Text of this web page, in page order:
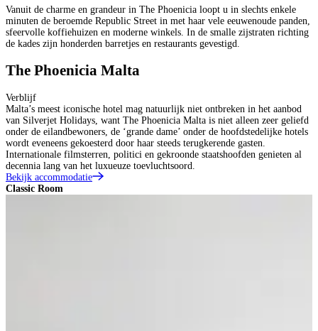
Vanuit de charme en grandeur in The Phoenicia loopt u in slechts enkele
minuten de beroemde Republic Street in met haar vele eeuwenoude panden,
sfeervolle koffiehuizen en moderne winkels. In de smalle zijstraten richting
de kades zijn honderden barretjes en restaurants gevestigd.
The Phoenicia Malta
Verblijf
Malta’s meest iconische hotel mag natuurlijk niet ontbreken in het aanbod
van Silverjet Holidays, want The Phoenicia Malta is niet alleen zeer geliefd
onder de eilandbewoners, de ‘grande dame’ onder de hoofdstedelijke hotels
wordt eveneens gekoesterd door haar steeds terugkerende gasten.
Internationale filmsterren, politici en gekroonde staatshoofden genieten al
decennia lang van het luxueuze toevluchtsoord.
Bekijk accommodatie
Classic Room